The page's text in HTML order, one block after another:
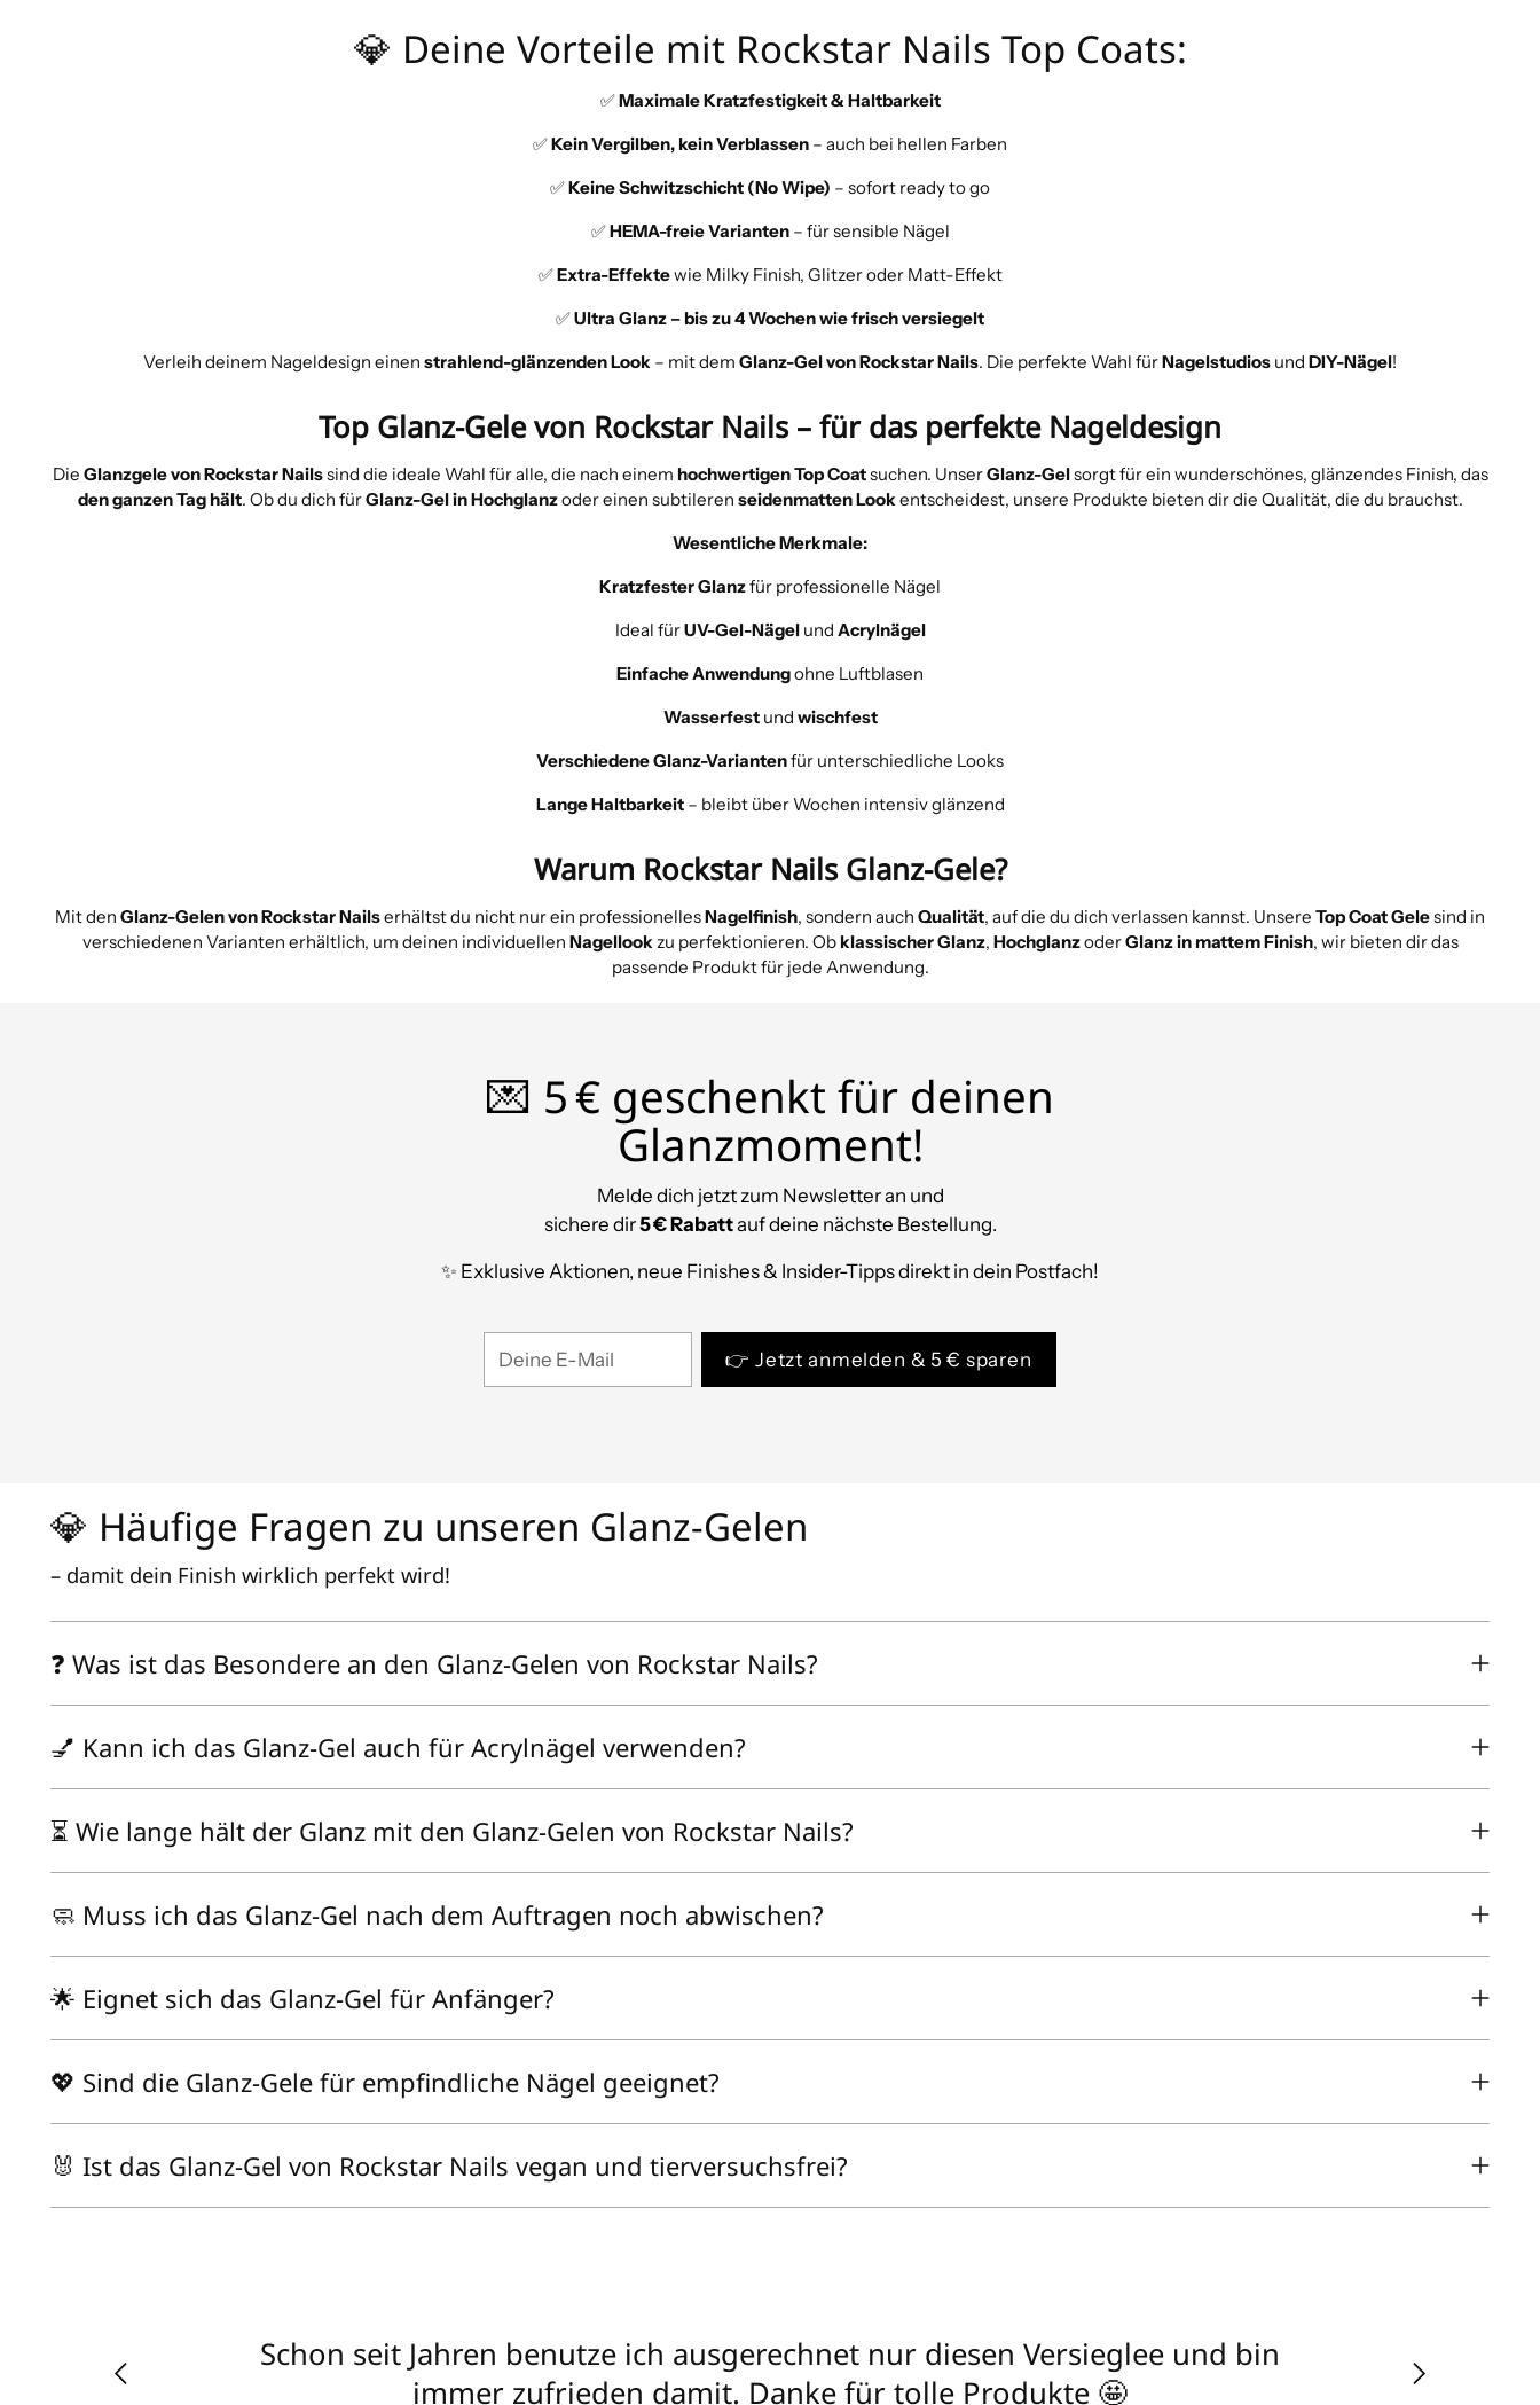
💎 Deine Vorteile mit Rockstar Nails Top Coats:
✅Maximale Kratzfestigkeit & Haltbarkeit
✅Kein Vergilben, kein Verblassen – auch bei hellen Farben
✅Keine Schwitzschicht (No Wipe) – sofort ready to go
✅HEMA-freie Varianten– für sensible Nägel
✅Extra-Effektewie Milky Finish, Glitzer oder Matt-Effekt
✅Ultra Glanz – bis zu 4 Wochen wie frisch versiegelt
Verleih deinem Nageldesign einen strahlend-glänzenden Look – mit dem Glanz-Gel von Rockstar Nails. Die perfekte Wahl fürNagelstudios und DIY-Nägel!
Top Glanz-Gele von Rockstar Nails – für das perfekte Nageldesign
Die Glanzgele von Rockstar Nailssind die ideale Wahl für alle, die nach einem hochwertigen Top Coatsuchen. UnserGlanz-Gelsorgt für ein wunderschönes, glänzendes Finish, das
den ganzen Tag hält. Ob du dich fürGlanz-Gel in Hochglanzoder einen subtileren seidenmatten Look entscheidest, unsere Produkte bieten dir die Qualität, die du brauchst.
Wesentliche Merkmale:
Kratzfester Glanzfür professionelle Nägel
Ideal fürUV-Gel-Nägelund Acrylnägel
Einfache Anwendungohne Luftblasen
Wasserfestund wischfest
Verschiedene Glanz-Variantenfür unterschiedliche Looks
Lange Haltbarkeit– bleibt über Wochen intensiv glänzend
Warum Rockstar Nails Glanz-Gele?
Mit den Glanz-Gelen von Rockstar Nailserhältst du nicht nur ein professionellesNagelfinish, sondern auch Qualität, auf die du dich verlassen kannst. Unsere Top Coat Gelesind in
verschiedenen Varianten erhältlich, um deinen individuellen Nagellook zu perfektionieren. Ob klassischer Glanz, HochglanzoderGlanz in mattem Finish, wir bieten dir das
passende Produkt für jede Anwendung.
💌 5 € geschenkt für deinen
Glanzmoment!
Melde dich jetzt zum Newsletter an und
sichere dir5 € Rabattauf deine nächste Bestellung.
✨ Exklusive Aktionen, neue Finishes & Insider-Tipps direkt in dein Postfach!
E-
👉 Jetzt anmelden & 5 € sparen
💎 Häufige Fragen zu unseren Glanz-Gelen
– damit dein Finish wirklich perfekt wird!
❓ Was ist das Besondere an den Glanz-Gelen von Rockstar Nails?
💅 Kann ich das Glanz-Gel auch für Acrylnägel verwenden?
⏳ Wie lange hält der Glanz mit den Glanz-Gelen von Rockstar Nails?
🧼 Muss ich das Glanz-Gel nach dem Auftragen noch abwischen?
🌟 Eignet sich das Glanz-Gel für Anfänger?
💖 Sind die Glanz-Gele für empfindliche Nägel geeignet?
🐰 Ist das Glanz-Gel von Rockstar Nails vegan und tierversuchsfrei?
Schon seit Jahren benutze ich ausgerechnet nur diesen Versieglee und bin
immer zufrieden damit. Danke für tolle Produkte 🤩